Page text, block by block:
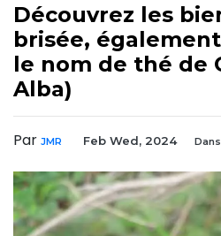
Découvrez les
brisée,
le nom de thé de
Alba)
Par JMR Feb Wed, 2024 Dans